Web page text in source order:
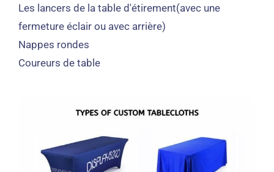
Les lancers de la table d'étirement(avec une
fermeture éclair ou avec arrière)
Nappes rondes
Coureurs de table